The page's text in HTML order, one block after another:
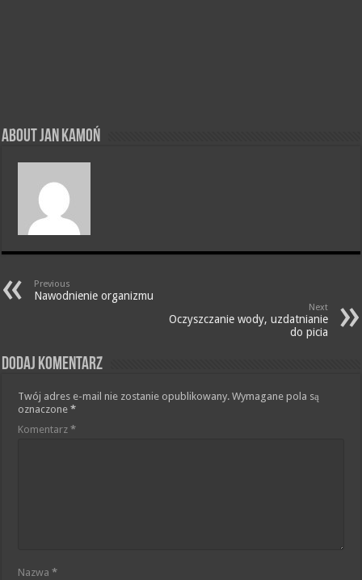
About Jan Kamoń
Previous
Nawodnienie organizmu
Next
Oczyszczanie wody, uzdatnianie
do picia
Dodaj komentarz
Twój adres e-mail nie zostanie opublikowany. Wymagane pola są
oznaczone*
Komentarz*
Nazwa*